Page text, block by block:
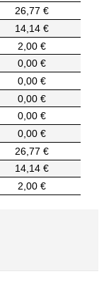
26,77 €
14,14 €
2,00 €
0,00 €
0,00 €
0,00 €
0,00 €
0,00 €
26,77 €
14,14 €
2,00 €